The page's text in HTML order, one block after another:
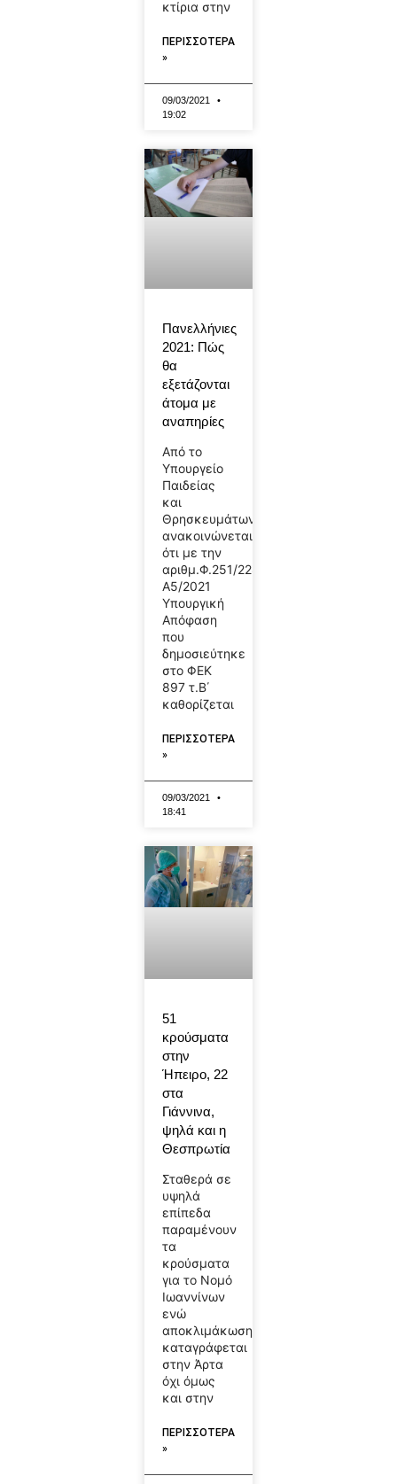
κτίρια στην
ΠΕΡΙΣΣΟΤΕΡΑ
»
09/03/2021
19:02
Πανελλήνιες
2021: Πώς
θα
εξετάζονται
άτομα με
αναπηρίες
Από το
Υπουργείο
Παιδείας
και
Θρησκευμάτων
ανακοινώνεται
ότι με την
αριθμ.Φ.251/22806/
Α5/2021
Υπουργική
Απόφαση
που
δημοσιεύτηκε
στο ΦΕΚ
897 τ.Β΄
καθορίζεται
ΠΕΡΙΣΣΟΤΕΡΑ
»
09/03/2021
18:41
51
κρούσματα
στην
Ήπειρο, 22
στα
Γιάννινα,
ψηλά και η
Θεσπρωτία
Σταθερά σε
υψηλά
επίπεδα
παραμένουν
τα
κρούσματα
για το Νομό
Ιωαννίνων
ενώ
αποκλιμάκωση
καταγράφεται
στην Άρτα
όχι όμως
και στην
ΠΕΡΙΣΣΟΤΕΡΑ
»